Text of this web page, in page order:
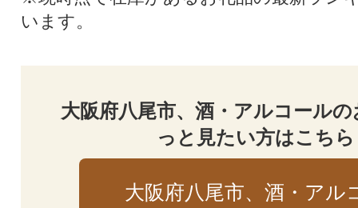
います。
大阪府八尾市、酒・アルコール
っと見たい方はこちら
大阪府八尾市、酒・アル